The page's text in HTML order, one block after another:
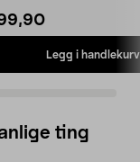
Legg i handlekurv
ting